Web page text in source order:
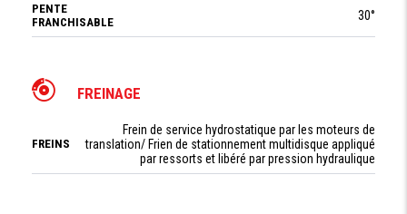
PENTE
FRANCHISABLE
30°
FREINAGE
FREINS
Frein de service hydrostatique par les moteurs de
translation/ Frien de stationnement multidisque appliqué
par ressorts et libéré par pression hydraulique